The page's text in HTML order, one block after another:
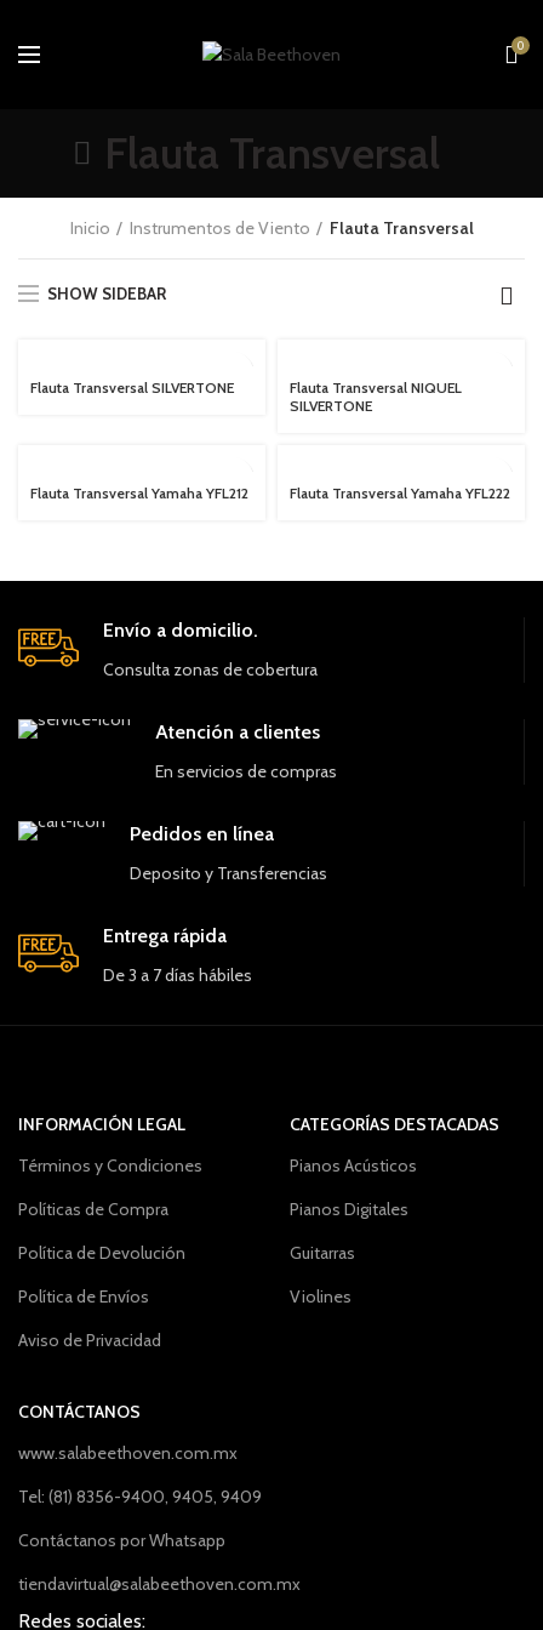
0
Flauta Transversal
Inicio Instrumentos de Viento Flauta Transversal
SHOW SIDEBAR
Flauta Transversal SILVERTONE
Flauta Transversal NIQUEL
SILVERTONE
Flauta Transversal Yamaha YFL212 Flauta Transversal Yamaha YFL222
Envío a domicilio.
Consulta zonas de cobertura
Atención a clientes
En servicios de compras
Pedidos en línea
Deposito y Transferencias
Entrega rápida
De 3 a 7 días hábiles
INFORMACIÓN LEGAL
Términos y Condiciones
Políticas de Compra
Política de Devolución
Política de Envíos
Aviso de Privacidad
CATEGORÍAS DESTACADAS
Pianos Acústicos
Pianos Digitales
Guitarras
Violines
CONTÁCTANOS
www.salabeethoven.com.mx
Tel: (81) 8356-9400, 9405, 9409
Contáctanos por Whatsapp
tiendavirtual@salabeethoven.com.mx
Redes sociales: